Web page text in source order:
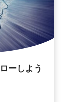
ーしよう